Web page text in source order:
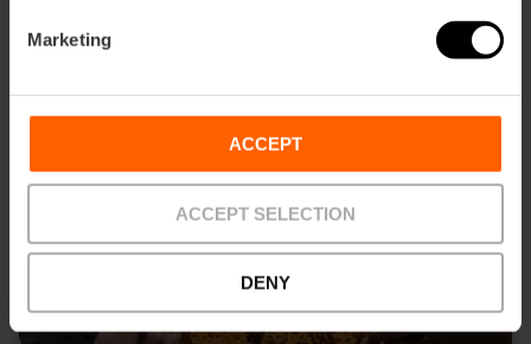
Marketing
ACCEPT
ACCEPT SELECTION
DENY